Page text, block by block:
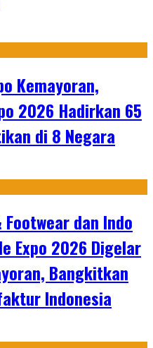
Kemayoran,
2026 Hadirkan 65
di 8 Negara
dan Indo
Expo 2026 Digelar
Bangkitkan
Indonesia